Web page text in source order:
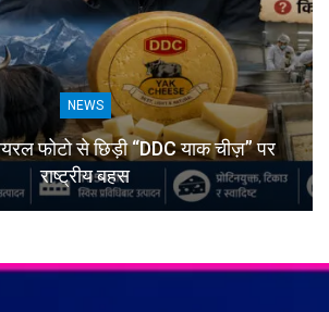
NEWS
फोटो से छिड़ी “DDC याक चीज़” पर
राष्ट्रीय बहस